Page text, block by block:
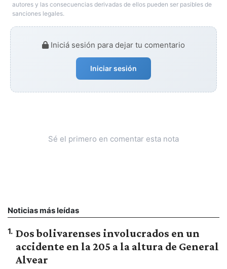
autores y las consecuencias derivadas de ellos pueden ser pasibles de
sanciones legales.
Iniciá sesión para dejar tu comentario
Iniciar sesión
Sé el primero en comentar esta nota
Noticias más leídas
1. Dos bolivarenses involucrados en un
accidente en la 205 a la altura de General
Alvear